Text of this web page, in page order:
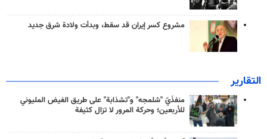
مشروع كسر إيران قد سقط، وبدأت ولادة شرق جديد
التقارير
منفذَيّ "شلمجه" و"تشذابة" على طريق الفيض المليوني
للأربعين؛ وحركة المرور لا تزال كثيفة